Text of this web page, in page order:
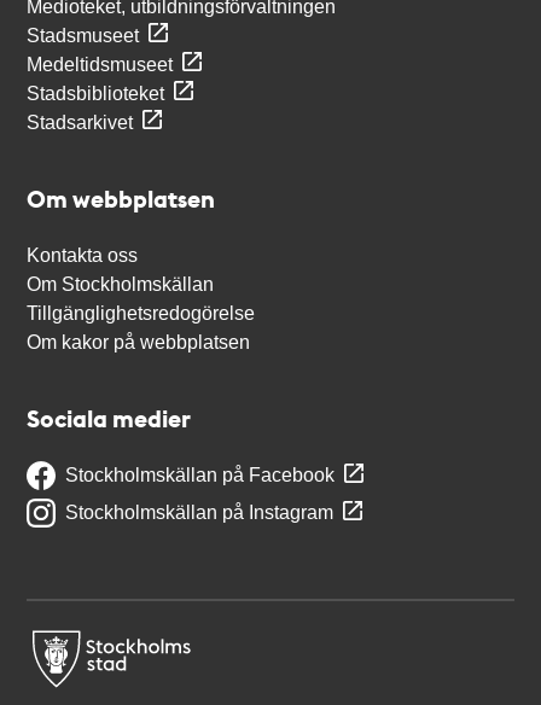
Medioteket, utbildningsförvaltningen
Stadsmuseet
Medeltidsmuseet
Stadsbiblioteket
Stadsarkivet
Om webbplatsen
Kontakta oss
Om Stockholmskällan
Tillgänglighetsredogörelse
Om kakor på webbplatsen
Sociala medier
Stockholmskällan på Facebook
Stockholmskällan på Instagram